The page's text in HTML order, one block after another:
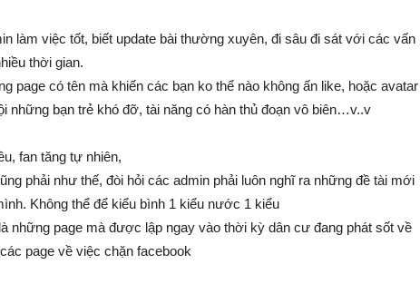
Giàu
làm việc tốt, biết update bài thường xuyên, đi sâu đi sát với các vấn
thời gian.
page có tên mà khiến các bạn ko thể nào không ấn like, hoặc avatar
những bạn trẻ khó đỡ, tài năng có hàn thủ đoạn vô biên…v..v
fan tăng tự nhiên,
phải như thế, đòi hỏi các admin phải luôn nghĩ ra những đề tài mới
Không thể để kiểu bình 1 kiểu nước 1 kiểu
những page mà được lập ngay vào thời kỳ dân cư đang phát sốt về
page về việc chặn facebook